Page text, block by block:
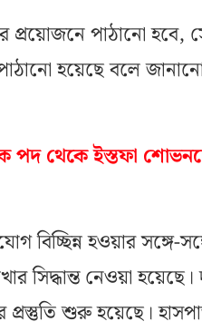
প্রয়োজনে পাঠানো হবে,
হয়েছে বলে
পদ থেকে ইস্তফা
বিচ্ছিন্ন হওয়ার সঙ্গে-
সিদ্ধান্ত নেওয়া
শুরু হয়েছে।